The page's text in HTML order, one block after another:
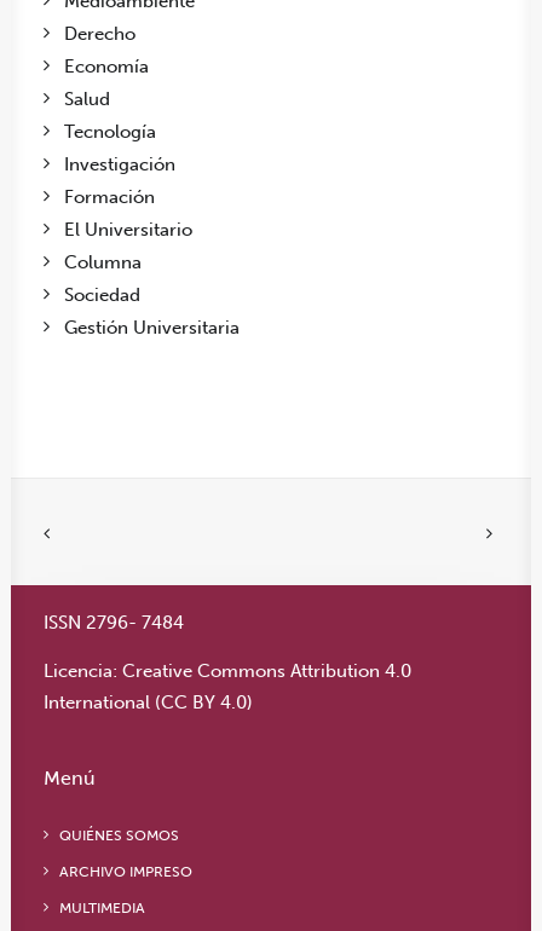
Derecho
Economía
Salud
Tecnología
Investigación
Formación
El Universitario
Columna
Sociedad
Gestión Universitaria
ISSN 2796- 7484
Licencia: Creative Commons Attribution 4.0
International (CC BY 4.0)
Menú
QUIÉNES SOMOS
ARCHIVO IMPRESO
MULTIMEDIA